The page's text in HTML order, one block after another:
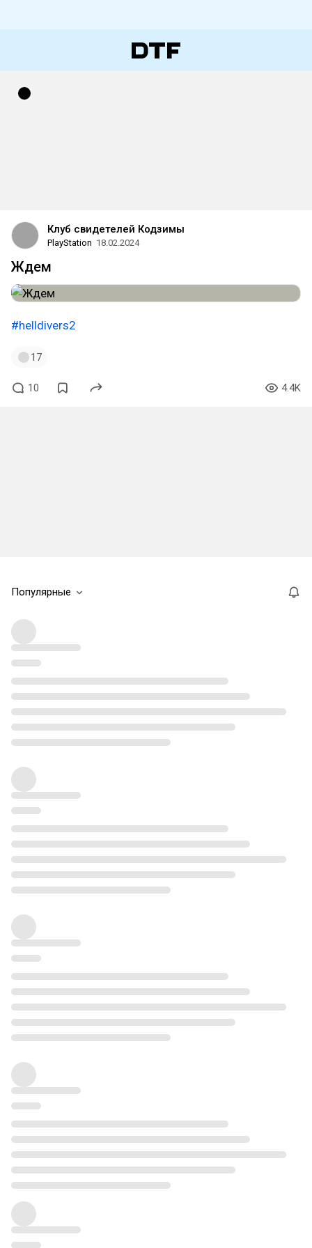
Клуб свидетелей Кодзимы
PlayStation 18.02.2024
Ждем
#helldivers2
17
10 4.4K
Популярные